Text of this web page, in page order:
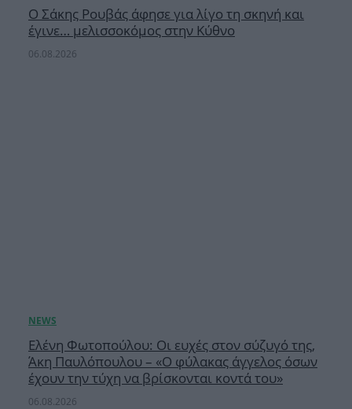
Ο Σάκης Ρουβάς άφησε για λίγο τη σκηνή και
έγινε… μελισσοκόμος στην Κύθνο
06.08.2026
Ελένη Φωτοπούλου: Οι ευχές στον σύζυγό της,
Άκη Παυλόπουλου – «Ο φύλακας άγγελος όσων
έχουν την τύχη να βρίσκονται κοντά του»
06.08.2026